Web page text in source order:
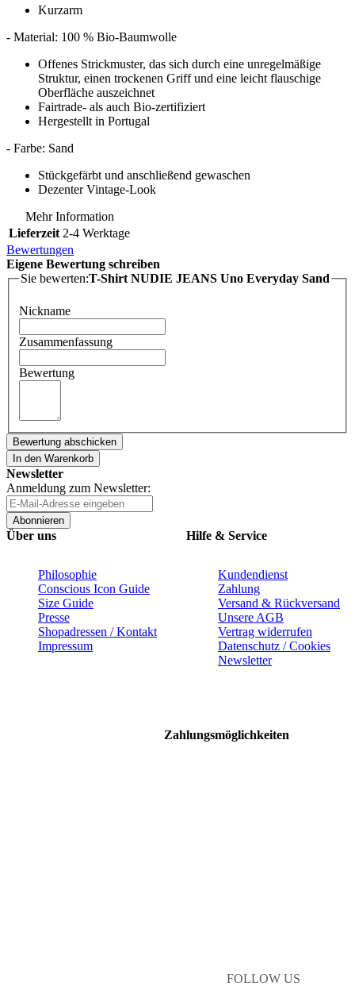
Kurzarm
- Material: 100 % Bio-Baumwolle
Offenes Strickmuster, das sich durch eine unregelmäßige
Struktur, einen trockenen Griff und eine leicht flauschige
Oberfläche auszeichnet
Fairtrade- als auch Bio-zertifiziert
Hergestellt in Portugal
- Farbe: Sand
Stückgefärbt und anschließend gewaschen
Dezenter Vintage-Look
Mehr Information
Lieferzeit 2-4 Werktage
Bewertungen
Eigene Bewertung schreiben
Sie bewerten:T-Shirt NUDIE JEANS Uno Everyday Sand
Nickname
Zusammenfassung
Bewertung
Bewertung abschicken
In den Warenkorb
Newsletter
Anmeldung zum Newsletter:
Abonnieren
Über uns
Philosophie
Conscious Icon Guide
Size Guide
Presse
Shopadressen / Kontakt
Impressum
Hilfe & Service
Kundendienst
Zahlung
Versand & Rückversand
Unsere AGB
Vertrag widerrufen
Datenschutz / Cookies
Newsletter
Zahlungsmöglichkeiten
FOLLOW US